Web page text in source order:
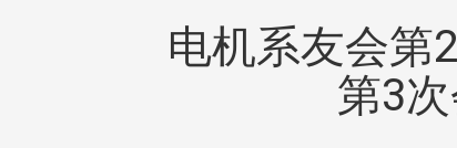
电机系友会第
第3